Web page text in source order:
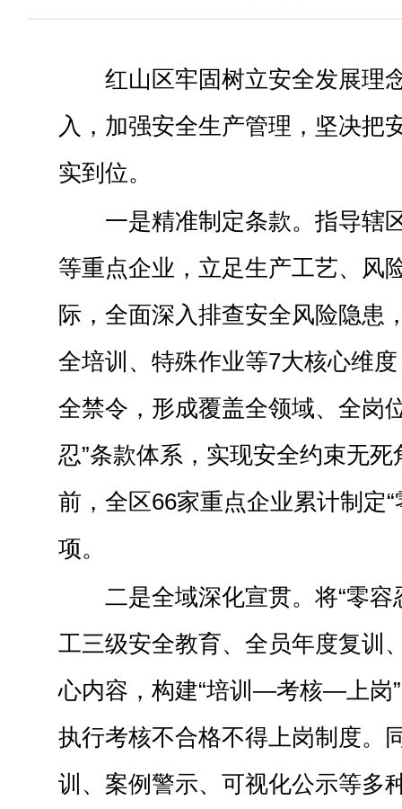
红山区牢固树立安全发展理
入，加强安全生产管理，坚决把
实到位。
一是精准制定条款。指导辖
等重点企业，立足生产工艺、风
际，全面深入排查安全风险隐患
全培训、特殊作业等7大核心维
全禁令，形成覆盖全领域、全岗
忍”条款体系，实现安全约束无
前，全区66家重点企业累计制定“
项。
二是全域深化宣贯。将“零
工三级安全教育、全员年度复训
心内容，构建“培训—考核—上岗
执行考核不合格不得上岗制度。
训、案例警示、可视化公示等多